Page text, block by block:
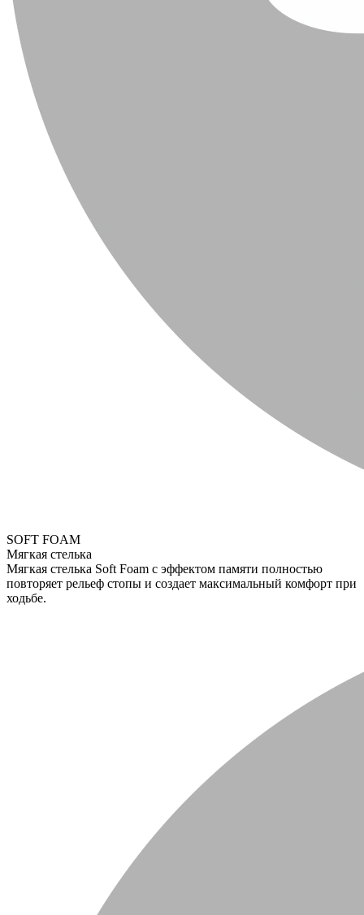
SOFT FOAM
Мягкая стелька
Мягкая стелька Soft Foam с эффектом памяти полностью
повторяет рельеф стопы и создает максимальный комфорт при
ходьбе.